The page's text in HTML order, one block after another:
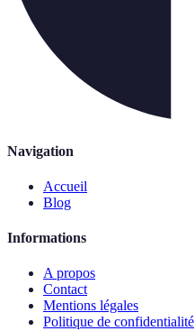
Navigation
Accueil
Blog
Informations
A propos
Contact
Mentions légales
Politique de confidentialité